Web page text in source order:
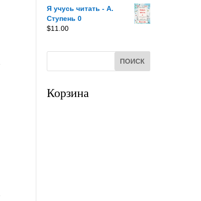
Я учусь читать - A.
Ступень 0
$11.00
Корзина